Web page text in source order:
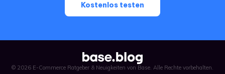
Kostenlos testen
© 2026 E-Commerce Ratgeber & Neuigkeiten von Base. Alle Rechte vorbehalten.